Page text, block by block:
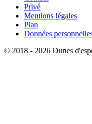
Privé
Mentions légales
Plan
Données
© 2018 - 2026 Dunes